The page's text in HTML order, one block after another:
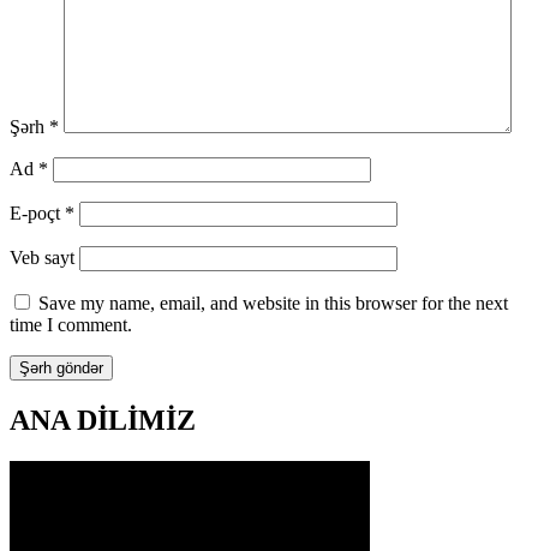
Şərh *
Ad *
E-poçt *
Veb sayt
Save my name, email, and website in this browser for the next
time I comment.
ANA DİLİMİZ